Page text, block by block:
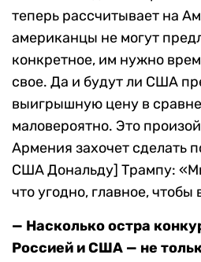
теперь рассчитывает на
американцы не могут
конкретное, им нужно
свое. Да и будут ли США
выигрышную цену в
маловероятно. Это
Армения захочет сделать
США Дональду] Трампу:
что угодно, главное,
— Насколько остра
Россией и США — не